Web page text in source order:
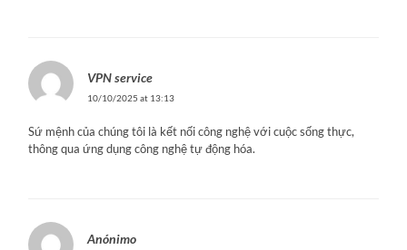
VPN service
10/10/2025 at 13:13
Sứ mệnh của chúng tôi là kết nối công nghệ với cuộc sống thực,
thông qua ứng dụng công nghệ tự động hóa.
Anónimo